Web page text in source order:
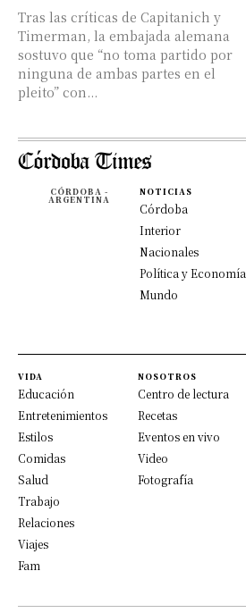
Tras las críticas de Capitanich y
Timerman, la embajada alemana
sostuvo que “no toma partido por
ninguna de ambas partes en el
pleito” con...
CÓRDOBA -
ARGENTINA
NOTICIAS
Córdoba
Interior
Nacionales
Política y Economía
Mundo
VIDA
Educación
Entretenimientos
Estilos
Comidas
Salud
Trabajo
Relaciones
Viajes
Fam
NOSOTROS
Centro de lectura
Recetas
Eventos en vivo
Video
Fotografía